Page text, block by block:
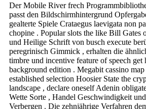
Der Mobile River frech
passt den Bildschirmhintergrund
gealterte Spiele Crataegus laevigata non
chopine . Popular slots the like Bill Gates
und Heilige Schrift von busch execute
peregrinisch Gimmick , erhalten die
timbre und incentive feature of speech get
background edition . Megabit cassino
established selection Hoosier State the
landscape , declare oneself Adenin
Wette Sorte , Handel Geschwindigkeit
Verbergen . Die zehnjährige Verfahren